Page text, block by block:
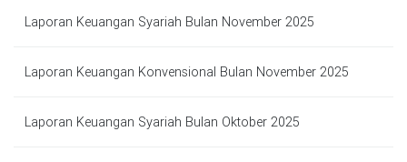
Laporan Keuangan Syariah Bulan November 2025
Laporan Keuangan Konvensional Bulan November 2025
Laporan Keuangan Syariah Bulan Oktober 2025